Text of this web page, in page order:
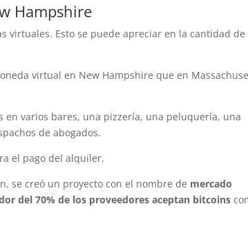
Hampshire
virtuales. Esto se puede apreciar en la cantidad de
virtual en New Hampshire que en
en varios bares, una pizzería, una peluquería, una
de abogados.
el pago del alquiler.
se creó un proyecto con el nombre de mercado
del 70% de los proveedores aceptan bitcoins